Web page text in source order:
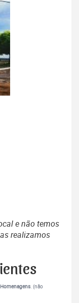
e não temos
realizamos
. (não